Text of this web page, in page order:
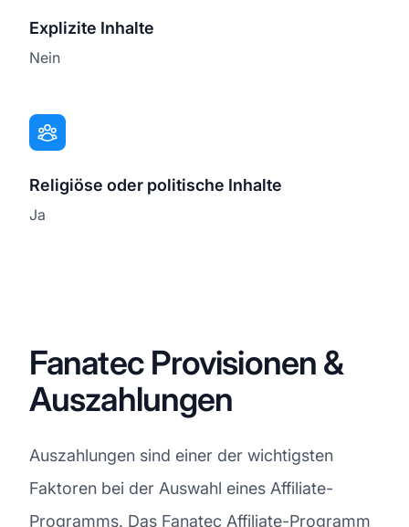
Explizite Inhalte
Nein
Religiöse oder politische Inhalte
Ja
Fanatec Provisionen &
Auszahlungen
Auszahlungen sind einer der wichtigsten
Faktoren bei der Auswahl eines Affiliate-
Programms. Das Fanatec Affiliate-Programm